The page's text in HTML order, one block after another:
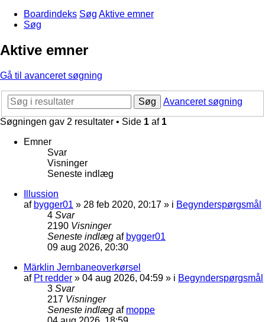
Boardindeks Søg Aktive emner
Søg
Aktive emner
Gå til avanceret søgning
Søg
Avanceret søgning
Søgningen gav 2 resultater • Side 1 af 1
Emner
Svar
Visninger
Seneste indlæg
Illussion
af bygger01 » 28 feb 2020, 20:17 » i Begynderspørgsmål
4 Svar
2190 Visninger
Seneste indlæg af bygger01
09 aug 2026, 20:30
Märklin Jernbaneoverkørsel
af Pt redder » 04 aug 2026, 04:59 » i Begynderspørgsmål
3 Svar
217 Visninger
Seneste indlæg af moppe